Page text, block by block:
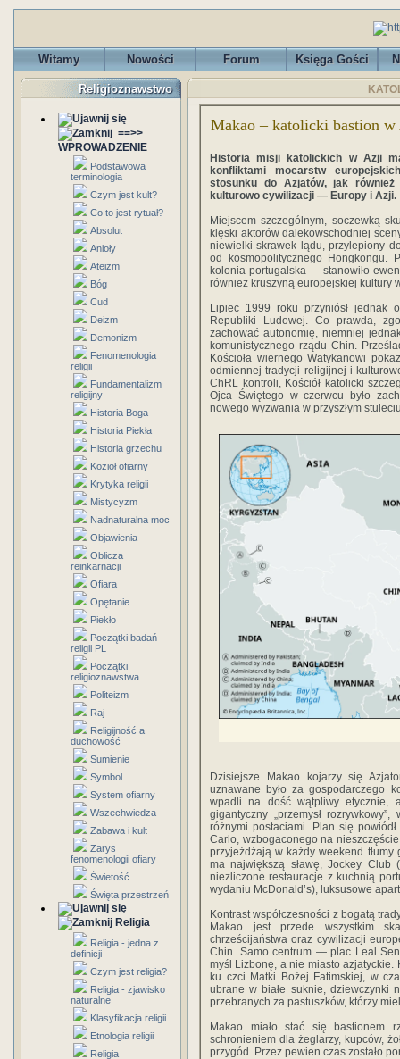
Witamy Nowości Forum Księga Gości
Religioznawstwo
==>>
WPROWADZENIE
Podstawowa
terminologia
Czym jest kult?
Co to jest rytuał?
Absolut
Anioły
Ateizm
Bóg
Cud
Deizm
Demonizm
Fenomenologia
religii
Fundamentalizm
religijny
Historia Boga
Historia Piekła
Historia grzechu
Kozioł ofiarny
Krytyka religii
Mistycyzm
Nadnaturalna moc
Objawienia
Oblicza
reinkarnacji
Ofiara
Opętanie
Piekło
Początki badań
religii PL
Początki
religioznawstwa
Politeizm
Raj
Religijność a
duchowość
Sumienie
Symbol
System ofiarny
Wszechwiedza
Zabawa i kult
Zarys
fenomenologii ofiary
Świetość
Święta przestrzeń
Religia
Religia - jedna z
definicji
Czym jest religia?
Religia - zjawisko
naturalne
Klasyfikacja religii
Etnologia religii
Religia
Makao – katolicki bastion
Historia misji katolickich w Azji
konfliktami mocarstw
stosunku do Azjatów, jak również
kulturowo cywilizacji — Europy i Azji.
Miejscem szczególnym, soczewką
klęski aktorów dalekowschodniej
niewielki skrawek lądu, przylepiony
od kosmopolitycznego
kolonia portugalska — stanowiło
również kruszyną europejskiej kultury
Lipiec 1999 roku przyniósł jednak
Republiki Ludowej. Co prawda,
zachować autonomię, niemniej
komunistycznego rządu Chin.
Kościoła wiernego Watykanowi
odmiennej tradycji religijnej i
ChRL kontroli, Kościół katolicki
Ojca Świętego w czerwcu było
nowego wyzwania w przyszłym
Dzisiejsze Makao kojarzy się
uznawane było za gospodarczego
wpadli na dość wątpliwy etycznie,
gigantyczny „przemysł
różnymi postaciami. Plan się
Carlo, wzbogaconego na
przyjeżdżają w każdy weekend
ma największą sławę, Jockey
niezliczone restauracje z kuchnią
wydaniu McDonald’s), luksusowe
Kontrast współczesności z bogatą
Makao jest przede wszystkim
chrześcijaństwa oraz cywilizacji
Chin. Samo centrum — plac Leal
myśl Lizbonę, a nie miasto
ku czci Matki Bożej Fatimskiej, w
ubrane w białe suknie, dziewczynki
przebranych za pastuszków, którzy
Makao miało stać się bastionem
schronieniem dla żeglarzy, kupców,
przygód. Przez pewien czas zostało